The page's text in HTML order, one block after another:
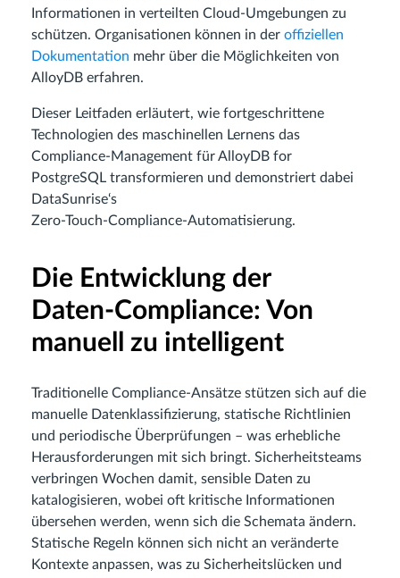
Informationen in verteilten Cloud‑Umgebungen zu
schützen. Organisationen können in der offiziellen
Dokumentation mehr über die Möglichkeiten von
AlloyDB erfahren.
Dieser Leitfaden erläutert, wie fortgeschrittene
Technologien des maschinellen Lernens das
Compliance‑Management für AlloyDB for
PostgreSQL transformieren und demonstriert dabei
DataSunrise‘s
Zero‑Touch‑Compliance‑Automatisierung.
Die Entwicklung der
Daten‑Compliance: Von
manuell zu intelligent
Traditionelle Compliance‑Ansätze stützen sich auf die
manuelle Datenklassifizierung, statische Richtlinien
und periodische Überprüfungen – was erhebliche
Herausforderungen mit sich bringt. Sicherheitsteams
verbringen Wochen damit, sensible Daten zu
katalogisieren, wobei oft kritische Informationen
übersehen werden, wenn sich die Schemata ändern.
Statische Regeln können sich nicht an veränderte
Kontexte anpassen, was zu Sicherheitslücken und